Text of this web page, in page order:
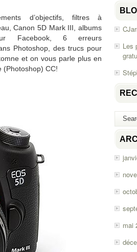
d’objectifs, filtres à
Canon 5D Mark III, albums
Facebook, 6 erreurs
Photoshop, des trucs pour
et on vous parle plus en
(Photoshop) CC!
Les
mai